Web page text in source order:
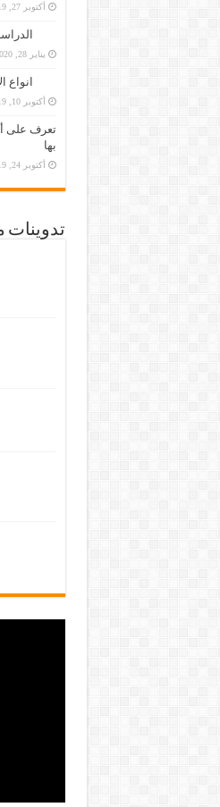
أكتوبر 27, 2019
الدراسة في
يناير 28, 2020
انواع
أكتوبر 10, 2019
تعرف على
بها
أكتوبر 24, 2019